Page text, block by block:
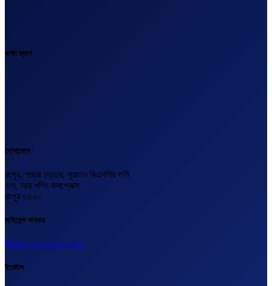
গুগল ম্যাপ
যোগাযোগ
রংপুর, পায়রা চত্তর, পুরাতন বিএনপির গলি
এস, আর শপিং কমপ্লেক্স
রংপুর ৫৪০০
লাইসেন্স নাম্বার
বিএল-২০২৩-২৪০০০১৬২
ইমেইল